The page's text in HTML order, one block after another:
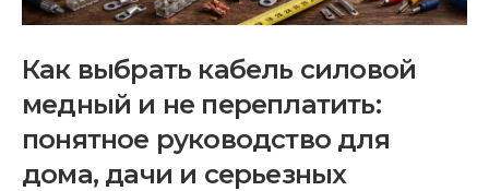
Как выбрать кабель силовой
медный и не переплатить:
понятное руководство для
дома, дачи и серьезных